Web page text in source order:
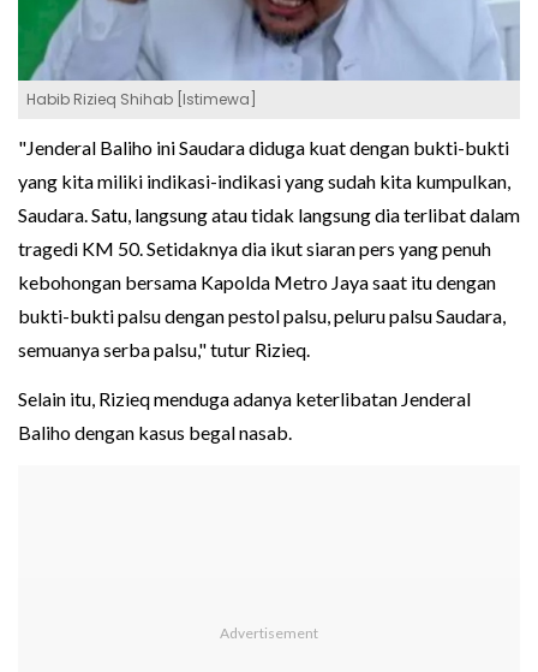
Habib Rizieq Shihab [Istimewa]
"Jenderal Baliho ini Saudara diduga kuat dengan bukti-bukti
yang kita miliki indikasi-indikasi yang sudah kita kumpulkan,
Saudara. Satu, langsung atau tidak langsung dia terlibat dalam
tragedi KM 50. Setidaknya dia ikut siaran pers yang penuh
kebohongan bersama Kapolda Metro Jaya saat itu dengan
bukti-bukti palsu dengan pestol palsu, peluru palsu Saudara,
semuanya serba palsu," tutur Rizieq.
Selain itu, Rizieq menduga adanya keterlibatan Jenderal
Baliho dengan kasus begal nasab.